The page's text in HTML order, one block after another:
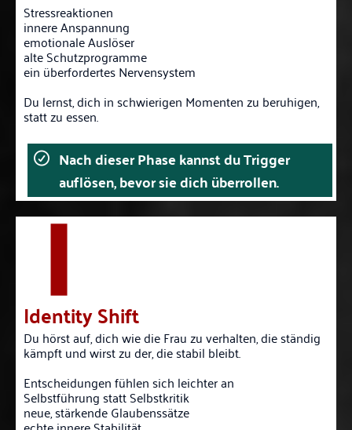
Stressreaktionen
innere Anspannung
emotionale Auslöser
alte Schutzprogramme
ein überfordertes Nervensystem
Du lernst, dich in schwierigen Momenten zu beruhigen,
statt zu essen.
Nach dieser Phase kannst du Trigger
auflösen, bevor sie dich überrollen.
Identity Shift
Du hörst auf, dich wie die Frau zu verhalten, die ständig
kämpft und wirst zu der, die stabil bleibt.
Entscheidungen fühlen sich leichter an
Selbstführung statt Selbstkritik
neue, stärkende Glaubenssätze